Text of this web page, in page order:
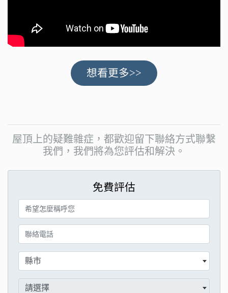
想看更多>>
屋頂上的疑難雜症，都歡迎留下聯絡方式聯繫
我們，我們將為您評估和解決。
免費評估